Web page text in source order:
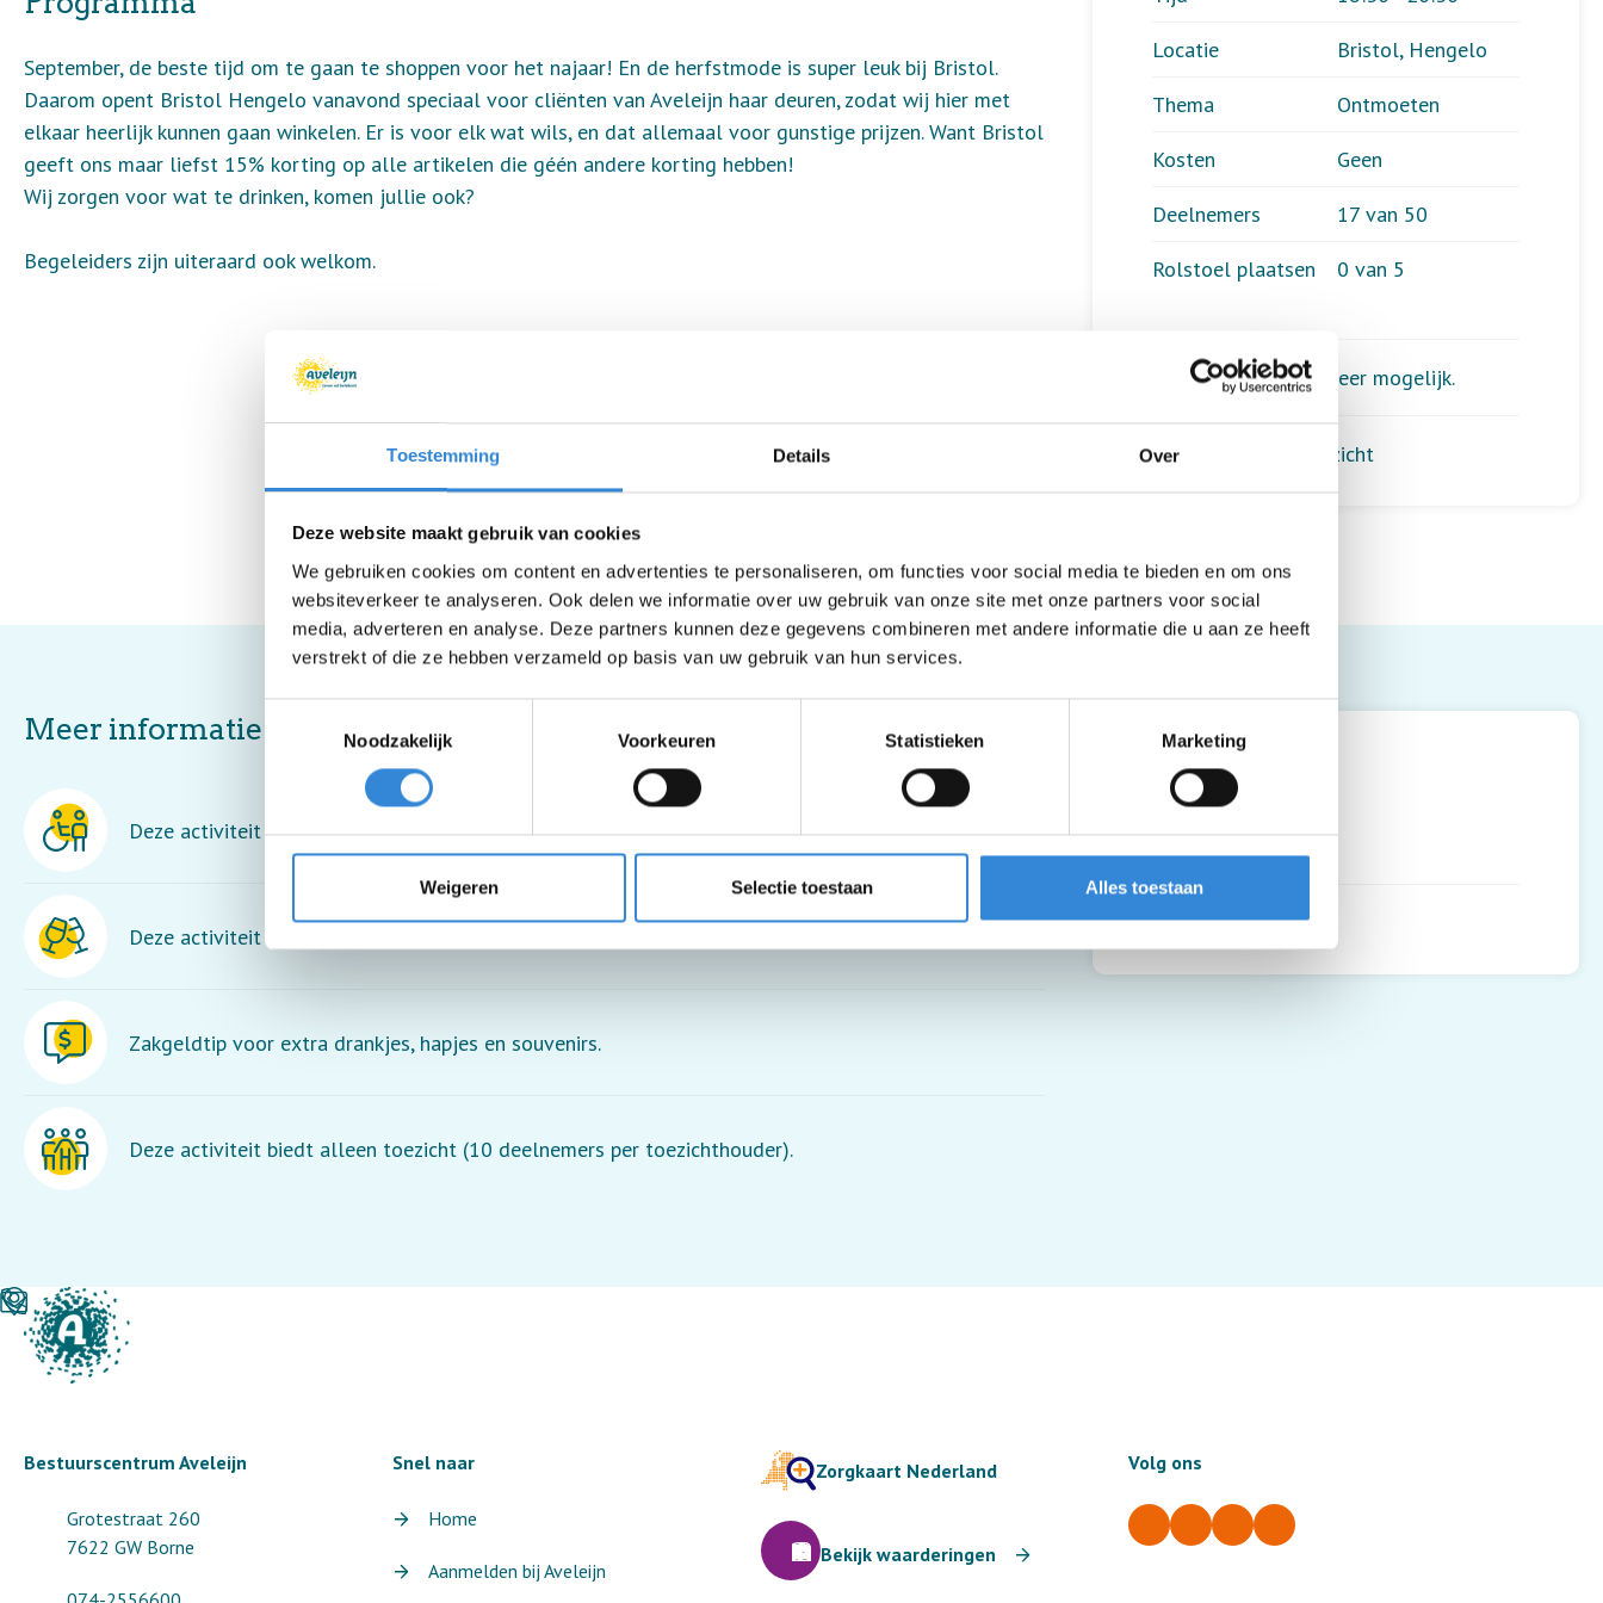
Toestemming Details Over
Deze website maakt gebruik van cookies
We gebruiken cookies om content en advertenties te personaliseren, om functies voor social media te bieden en om ons
websiteverkeer te analyseren. Ook delen we informatie over uw gebruik van onze site met onze partners voor social
media, adverteren en analyse. Deze partners kunnen deze gegevens combineren met andere informatie die u aan ze heeft
verstrekt of die ze hebben verzameld op basis van uw gebruik van hun services.
Noodzakelijk
Voorkeuren Statistieken Marketing
Weigeren Selectie toestaan Alles toestaan
Locatie
Bristol, Hengelo
Thema
Ontmoeten
Kosten
Geen
Deelnemers
17 van 50
Rolstoel plaatsen
0 van 5
Aanmelden is niet meer mogelijk.
Terug naar het overzicht
September, de beste tijd om te gaan te shoppen voor het najaar! En de herfstmode is super leuk bij Bristol.
Daarom opent Bristol Hengelo vanavond speciaal voor cliënten van Aveleijn haar deuren, zodat wij hier met
elkaar heerlijk kunnen gaan winkelen. Er is voor elk wat wils, en dat allemaal voor gunstige prijzen. Want Bristol
geeft ons maar liefst 15% korting op alle artikelen die géén andere korting hebben!
Wij zorgen voor wat te drinken, komen jullie ook?
Begeleiders zijn uiteraard ook welkom.
Bristol, Hengelo
Thiemsbrug 15
Routebeschrijving
Meer informatie
Deze activiteit is rolstoel toegankelijk maar je moet wel in en uit de rolstoel kunnen stappen.
Deze activiteit is inclusief een drankje.
Zakgeldtip voor extra drankjes, hapjes en souvenirs.
Deze activiteit biedt alleen toezicht (10 deelnemers per toezichthouder).
Bestuurscentrum Aveleijn
Grotestraat 260
7622 GW Borne
Snel naar
Home
Aanmelden bij Aveleijn
Zorgkaart Nederland
Bekijk waarderingen
Volg ons